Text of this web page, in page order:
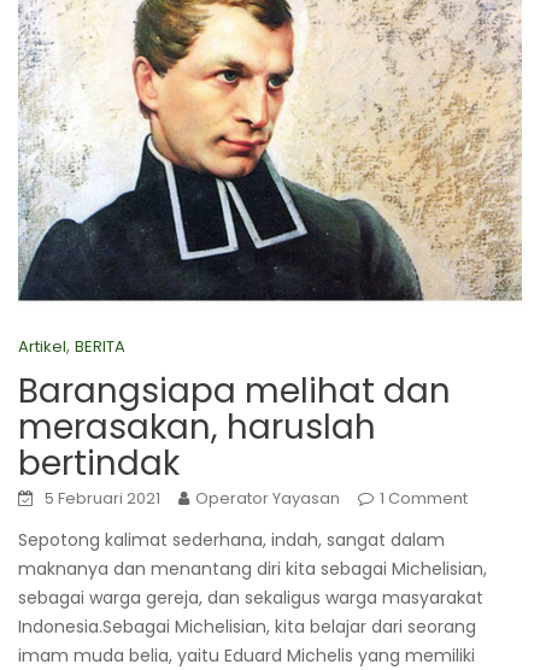
Artikel, BERITA
Barangsiapa melihat dan
merasakan, haruslah
bertindak
5 Februari 2021 Operator Yayasan 1 Comment
Sepotong kalimat sederhana, indah, sangat dalam
maknanya dan menantang diri kita sebagai Michelisian,
sebagai warga gereja, dan sekaligus warga masyarakat
Indonesia.Sebagai Michelisian, kita belajar dari seorang
imam muda belia, yaitu Eduard Michelis yang memiliki